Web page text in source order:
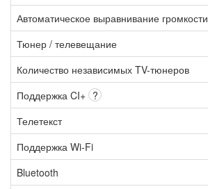
Автоматическое выравнивание громкости
Тюнер / телевещание
Количество независимых TV-тюнеров
Поддержка CI+ ?
Телетекст
Поддержка Wi-Fi
Bluetooth